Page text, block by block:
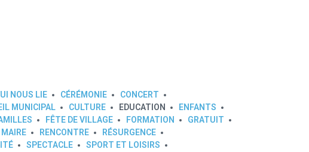
NOUS LIE CÉRÉMONIE
CONCERT
MUNICIPAL CULTURE EDUCATION
ENFANTS
FÊTE DE VILLAGE FORMATION
GRATUIT
MAIRE RENCONTRE
RÉSURGENCE
SPECTACLE
SPORT ET LOISIRS